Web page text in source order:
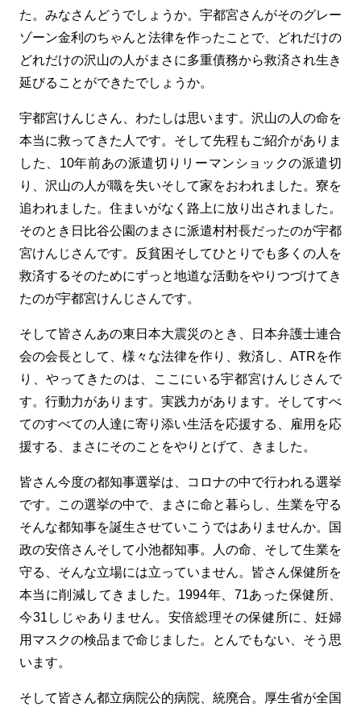
た。みなさんどうでしょうか。宇都宮さんがそのグレー
ゾーン金利のちゃんと法律を作ったことで、どれだけの
どれだけの沢山の人がまさに多重債務から救済され生き
延びることができたでしょうか。
宇都宮けんじさん、わたしは思います。沢山の人の命を
本当に救ってきた人です。そして先程もご紹介がありま
した、10年前あの派遣切りリーマンショックの派遣切
り、沢山の人が職を失いそして家をおわれました。寮を
追われました。住まいがなく路上に放り出されました。
そのとき日比谷公園のまさに派遣村村長だったのが宇都
宮けんじさんです。反貧困そしてひとりでも多くの人を
救済するそのためにずっと地道な活動をやりつづけてき
たのが宇都宮けんじさんです。
そして皆さんあの東日本大震災のとき、日本弁護士連合
会の会長として、様々な法律を作り、救済し、ATRを作
り、やってきたのは、ここにいる宇都宮けんじさんで
す。行動力があります。実践力があります。そしてすべ
てのすべての人達に寄り添い生活を応援する、雇用を応
援する、まさにそのことをやりとげて、きました。
皆さん今度の都知事選挙は、コロナの中で行われる選挙
です。この選挙の中で、まさに命と暮らし、生業を守る
そんな都知事を誕生させていこうではありませんか。国
政の安倍さんそして小池都知事。人の命、そして生業を
守る、そんな立場には立っていません。皆さん保健所を
本当に削減してきました。1994年、71あった保健所、
今31しじゃありません。安倍総理その保健所に、妊婦
用マスクの検品まで命じました。とんでもない、そう思
います。
そして皆さん都立病院公的病院、統廃合。厚生省が全国